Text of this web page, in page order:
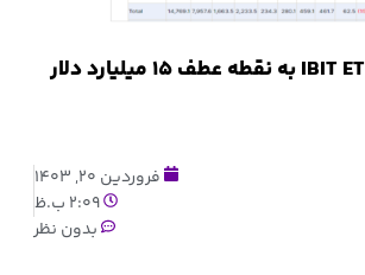
صندوق بلک راک IBIT ETF به نقطه عطف ۱۵ میلیارد دلار
فروردین 20, 1403
2:09 ب.ظ
بدون نظر